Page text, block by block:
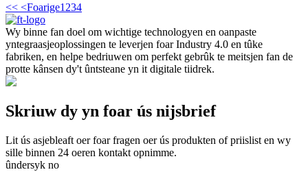
<< <Foarige1 234
Wy binne fan doel om wichtige technologyen en oanpaste
yntegraasjeoplossingen te leverjen foar Industry 4.0 en tûke
fabriken, en helpe bedriuwen om perfekt gebrûk te meitsjen fan de
protte kânsen dy't ûntsteane yn it digitale tiidrek.
Skriuw dy yn foar ús nijsbrief
Lit ús asjebleaft oer foar fragen oer ús produkten of priislist en wy
sille binnen 24 oeren kontakt opnimme.
ûndersyk no